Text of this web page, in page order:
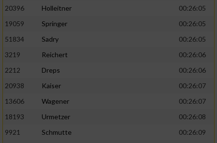
20396
Holleitner
00:26:05
19059
Springer
00:26:05
51834
Sadry
00:26:05
3219
Reichert
00:26:06
2212
Dreps
00:26:06
20938
Kaiser
00:26:07
13606
Wagener
00:26:07
18193
Urmetzer
00:26:08
9921
Schmutte
00:26:09